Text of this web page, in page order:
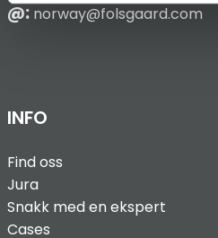
@: norway@folsgaard.com
INFO
Find oss
Jura
Snakk med en ekspert
Cases